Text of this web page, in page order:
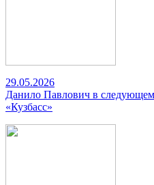
29.05.2026
Данило Павлович в следующем
«Кузбасс»